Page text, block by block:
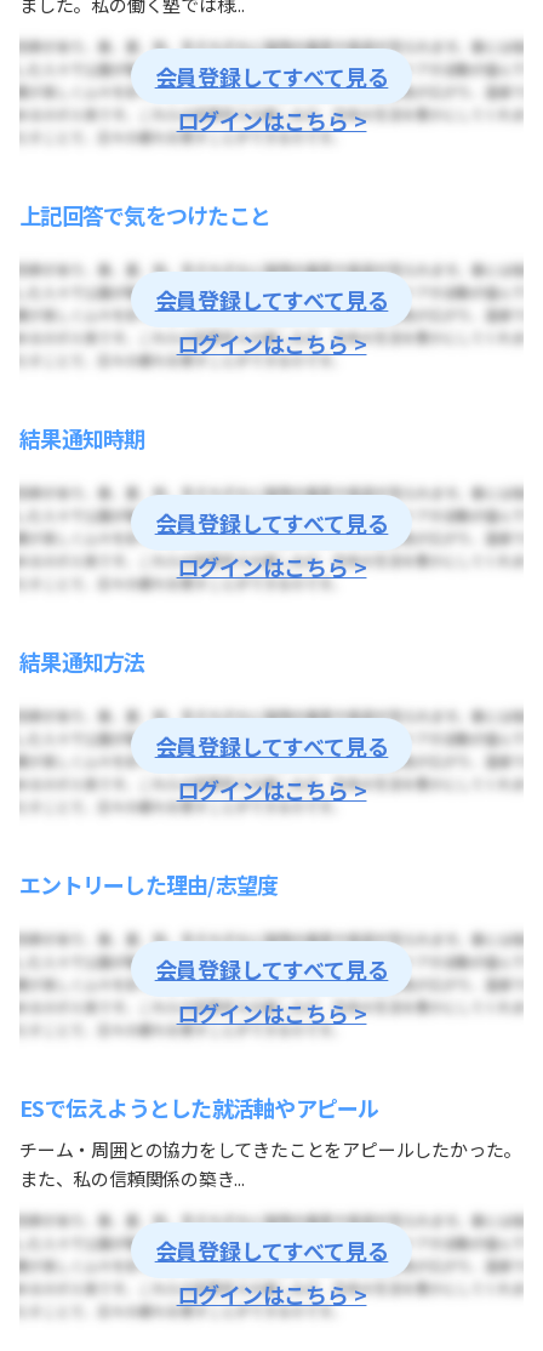
会員登録してすべて見る
ログインはこちら >
上記回答で気をつけたこと
会員登録してすべて見る
ログインはこちら >
結果通知時期
会員登録してすべて見る
ログインはこちら >
結果通知方法
会員登録してすべて見る
ログインはこちら >
エントリーした理由/志望度
会員登録してすべて見る
ログインはこちら >
ESで伝えようとした就活軸やアピール
チーム・周囲との協力をしてきたことをアピールしたかった。
また、私の信頼関係の築き...
会員登録してすべて見る
ログインはこちら >